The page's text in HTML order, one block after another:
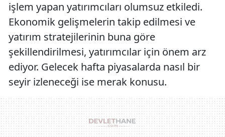
işlem yapan yatırımcıları olumsuz etkiledi.
Ekonomik gelişmelerin takip edilmesi ve
yatırım stratejilerinin buna göre
şekillendirilmesi, yatırımcılar için önem arz
ediyor. Gelecek hafta piyasalarda nasıl bir
seyir izleneceği ise merak konusu.